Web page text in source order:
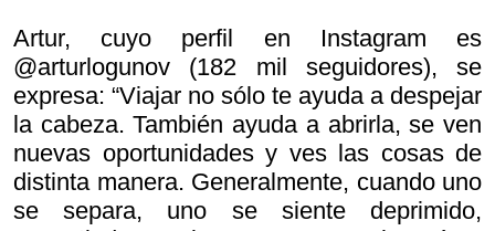
Artur, cuyo perfil en Instagram es
@arturlogunov (182 mil seguidores), se
expresa: “Viajar no sólo te ayuda a despejar
la cabeza. También ayuda a abrirla, se ven
nuevas oportunidades y ves las cosas de
distinta manera. Generalmente, cuando uno
se separa, uno se siente deprimido,